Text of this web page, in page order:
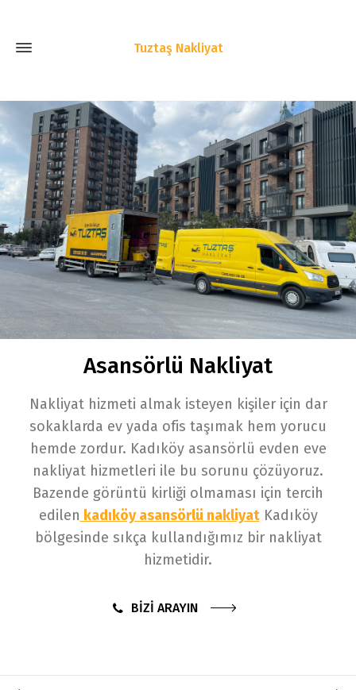
Tuztaş Nakliyat
Asansörlü Nakliyat
Nakliyat hizmeti almak isteyen kişiler için dar
sokaklarda ev yada ofis taşımak hem yorucu
hemde zordur. Kadıköy asansörlü evden eve
nakliyat hizmetleri ile bu sorunu çözüyoruz.
Bazende görüntü kirliği olmaması için tercih
edilen kadıköy asansörlü nakliyatKadıköy
bölgesinde sıkça kullandığımız bir nakliyat
hizmetidir.
BİZİ ARAYIN